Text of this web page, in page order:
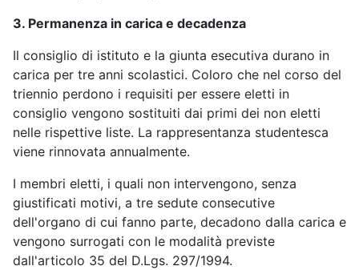
3. Permanenza in carica e decadenza
Il consiglio di istituto e la giunta esecutiva durano in
carica per tre anni scolastici. Coloro che nel corso del
triennio perdono i requisiti per essere eletti in
consiglio vengono sostituiti dai primi dei non eletti
nelle rispettive liste. La rappresentanza studentesca
viene rinnovata annualmente.
I membri eletti, i quali non intervengono, senza
giustificati motivi, a tre sedute consecutive
dell'organo di cui fanno parte, decadono dalla carica e
vengono surrogati con le modalità previste
dall'articolo 35 del D.Lgs. 297/1994.